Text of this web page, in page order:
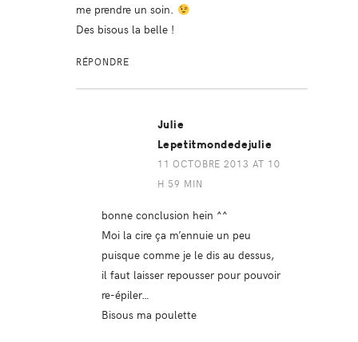
me prendre un soin.
Des bisous la belle !
RÉPONDRE
Julie
Lepetitmondedejulie
11 OCTOBRE 2013 AT 10
H 59 MIN
bonne conclusion hein ^^
Moi la cire ça m’ennuie un peu
puisque comme je le dis au dessus,
il faut laisser repousser pour pouvoir
re-épiler…
Bisous ma poulette